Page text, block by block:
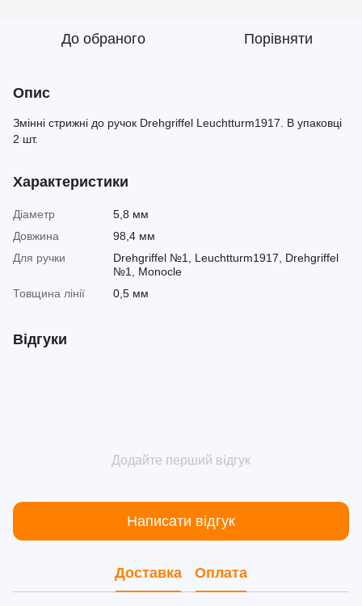
До обраного Порівняти
Опис
Змінні стрижні до ручок Drehgriffel Leuchtturm1917. В упаковці
2 шт.
Характеристики
Діаметр
5,8 мм
Довжина
98,4 мм
Для ручки
Drehgriffel №1, Leuchtturm1917, Drehgriffel
№1, Monocle
Товщина лінії
0,5 мм
Відгуки
Додайте перший відгук
Написати відгук
Доставка Оплата